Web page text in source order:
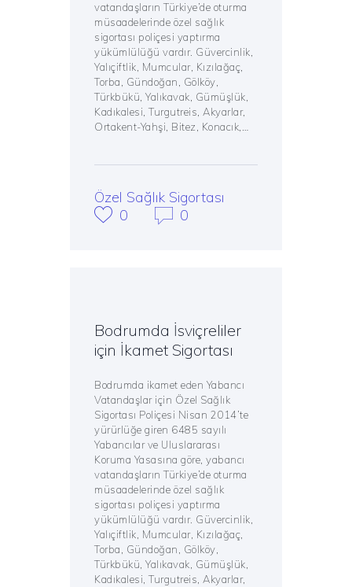
vatandaşların Türkiye’de oturma
müsaadelerinde özel sağlık
sigortası poliçesi yaptırma
yükümlülüğü vardır. Güvercinlik,
Yalıçiftlik, Mumcular, Kızılağaç,
Torba, Gündoğan, Gölköy,
Türkbükü, Yalıkavak, Gümüşlük,
Kadıkalesi, Turgutreis, Akyarlar,
Ortakent-Yahşi, Bitez, Konacık,…
Özel Sağlık Sigortası
0
0
Bodrumda İsviçreliler
için İkamet Sigortası
Bodrumda ikamet eden Yabancı
Vatandaşlar için Özel Sağlık
Sigortası Poliçesi Nisan 2014’te
yürürlüğe giren 6485 sayılı
Yabancılar ve Uluslararası
Koruma Yasasına göre, yabancı
vatandaşların Türkiye’de oturma
müsaadelerinde özel sağlık
sigortası poliçesi yaptırma
yükümlülüğü vardır. Güvercinlik,
Yalıçiftlik, Mumcular, Kızılağaç,
Torba, Gündoğan, Gölköy,
Türkbükü, Yalıkavak, Gümüşlük,
Kadıkalesi, Turgutreis, Akyarlar,